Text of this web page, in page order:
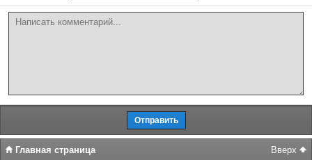
Вверх
Главная страница